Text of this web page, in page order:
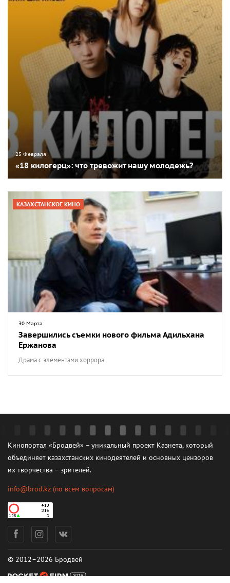
25 Февраля
«18 килогерц»: что тревожит нашу молодежь?
КАЗАХСТАНСКОЕ КИНО
30 Марта
Завершились съемки нового фильма Адильхана
Ержанова
Драма с элементами хоррора
Кинопортал «Бродвей» – уникальный проект Казнета, который
объединяет казахстанских кинодеятелей и основных цензоров
их творчества – зрителей.
info@brod.kz (по всем вопросам)
© 2012–2026 Бродвей